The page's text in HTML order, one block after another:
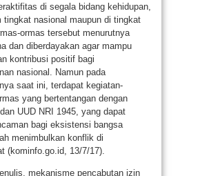
di segala bidang kehidupan,
tingkat nasional maupun di tingkat
ormas tersebut menurutnya
dan diberdayakan agar mampu
kontribusi positif bagi
nasional. Namun pada
saat ini, terdapat kegiatan-
yang bertentangan dengan
UUD NRI 1945, yang dapat
bagi eksistensi bangsa
menimbulkan konflik di
(kominfo.go.id, 13/7/17).
mekanisme pencabutan izin